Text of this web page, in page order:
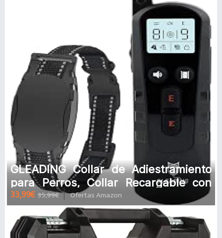
GLEADING Collar de Adiestramiento
para Perros, Collar Recargable con
Mando Rango de 1200 Metros y Re
33,99€ 35,99€ Ofertas Amazon